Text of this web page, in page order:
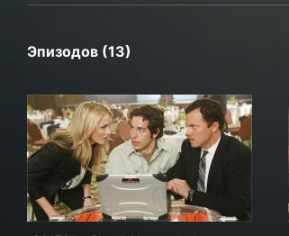
Эпизодов (13)